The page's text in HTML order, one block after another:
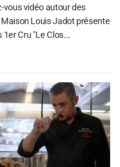
vous vidéo autour des
Louis Jadot présente
1er Cru "Le Clos...